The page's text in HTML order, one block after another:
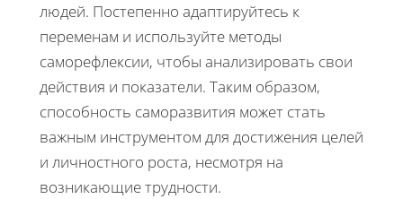
людей. Постепенно адаптируйтесь к
переменам и используйте методы
саморефлексии, чтобы анализировать свои
действия и показатели. Таким образом,
способность саморазвития может стать
важным инструментом для достижения целей
и личностного роста, несмотря на
возникающие трудности.